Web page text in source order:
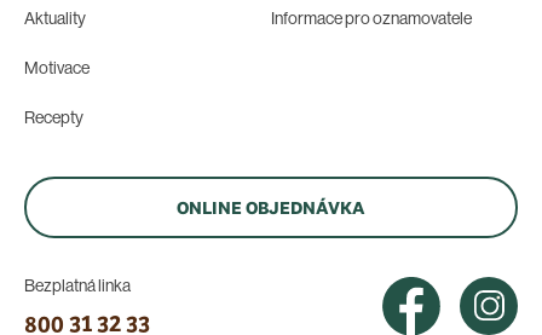
Aktuality
Motivace
Recepty
Informace pro oznamovatele
ONLINE OBJEDNÁVKA
Bezplatná linka
800 31 32 33